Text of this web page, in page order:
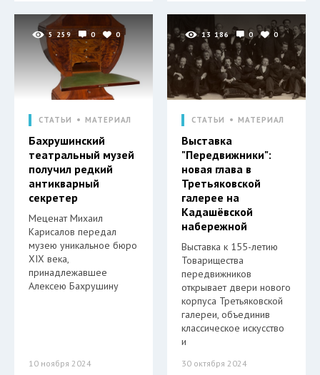
5 259 0 0
СТАТЬИ МАТЕРИАЛ
Бахрушинский
театральный музей
получил редкий
антикварный
секретер
Меценат Михаил
Карисалов передал
музею уникальное бюро
XIX века,
принадлежавшее
Алексею Бахрушину
10 ноября 2024
13 186 0 0
СТАТЬИ МАТЕРИАЛ
Выставка
"Передвижники":
новая глава в
Третьяковской
галерее на
Кадашёвской
набережной
Выставка к 155-летию
Товарищества
передвижников
открывает двери нового
корпуса Третьяковской
галереи, объединив
классическое искусство
и
30 октября 2024